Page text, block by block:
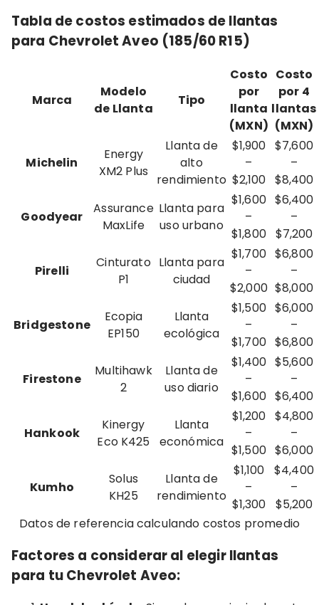
Tabla de costos estimados de llantas
para Chevrolet Aveo (185/60 R15)
Marca
Modelo
de Llanta
Tipo
Costo
por
llanta
(MXN)
Costo
por 4
llantas
(MXN)
Michelin
Energy
XM2 Plus
Llanta de
alto
rendimiento
$1,900
–
$2,100
$7,600
–
$8,400
Goodyear
Assurance
MaxLife
Llanta para
uso urbano
$1,600
–
$1,800
$6,400
–
$7,200
Pirelli
Cinturato
P1
Llanta para
ciudad
$1,700
–
$2,000
$6,800
–
$8,000
Bridgestone
Ecopia
EP150
Llanta
ecológica
$1,500
–
$1,700
$6,000
–
$6,800
Firestone
Multihawk
2
Llanta de
uso diario
$1,400
–
$1,600
$5,600
–
$6,400
Hankook
Kinergy
Eco K425
Llanta
económica
$1,200
–
$1,500
$4,800
–
$6,000
Kumho
Solus
KH25
Llanta de
rendimiento
$1,100
–
$1,300
$4,400
–
$5,200
Datos de referencia calculando costos promedio
Factores a considerar al elegir llantas
para tu Chevrolet Aveo: